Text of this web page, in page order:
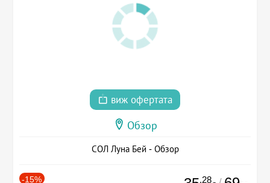
виж офертата
Обзор
СОЛ Луна Бей - Обзор
-15% .28